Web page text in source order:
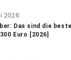
2026
Das sind die
Euro [2026]